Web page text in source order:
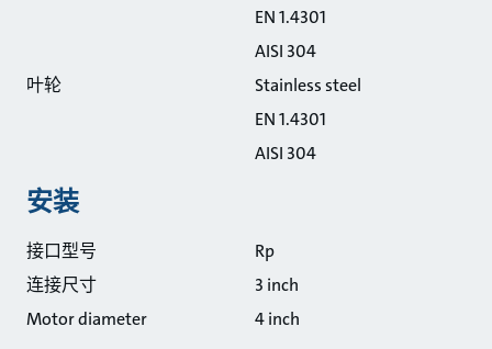
EN 1.4301
AISI 304
叶轮
Stainless steel
EN 1.4301
AISI 304
安装
接口型号
Rp
连接尺寸
3 inch
Motor diameter
4 inch